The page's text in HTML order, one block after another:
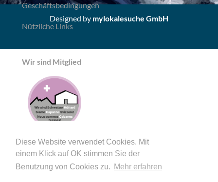
Diese Website verwendet Cookies. Mit
einem Klick auf OK stimmen Sie der
Benutzung von Cookies zu. Mehr erfahren
Geschäftsbedingungen
Nützliche Links
Wir sind Mitglied
Designed by mylokalesuche GmbH